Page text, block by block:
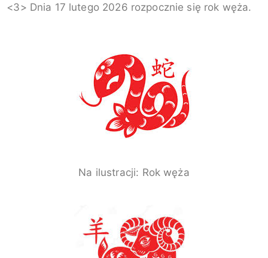
<3> Dnia 17 lutego 2026 rozpocznie się rok węża.
Na ilustracji: Rok węża